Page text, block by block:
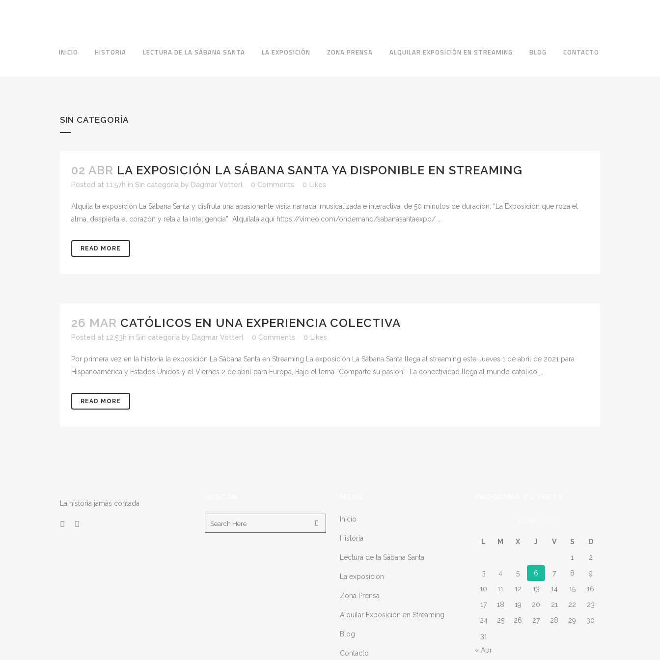
INICIO HISTORIA LECTURA DE LA SÁBANA SANTA LA EXPOSICIÓN ZONA PRENSA ALQUILAR EXPOSICIÓN EN STREAMING BLOG CONTACTO
SIN CATEGORÍA
02 ABR LA EXPOSICIÓN LA SÁBANA SANTA YA DISPONIBLE EN STREAMING
Posted at 11:57h in Sin categoría by Dagmar Votterl 0 Comments 0 Likes
Alquila la exposición La Sábana Santa y disfruta una apasionante visita narrada, musicalizada e interactiva, de 50 minutos de duración. “La Exposición que roza el
alma, despierta el corazón y reta a la inteligencia” Alquílala aquí https://vimeo.com/ondemand/sabanasantaexpo/ ...
READ MORE
26 MAR CATÓLICOS EN UNA EXPERIENCIA COLECTIVA
Posted at 12:53h in Sin categoría by Dagmar Votterl 0 Comments 0 Likes
Por primera vez en la historia la exposición La Sábana Santa en Streaming La exposición La Sábana Santa llega al streaming este Jueves 1 de abril de 2021 para
Hispanoamérica y Estados Unidos y el Viernes 2 de abril para Europa, Bajo el lema “Comparte su pasión” La conectividad llega al mundo católico,...
READ MORE
La historia jamás contada
Inicio
Historia
Lectura de la Sábana Santa
La exposición
Zona Prensa
Alquilar Exposición en Streaming
Blog
Contacto
L M X J V S
D
1
2
3
4 5 6 7 8
9
10
11 12 13 14 15
16
17
18 19 20 21 22
23
24
25 26 27 28 29
30
31
« Abr